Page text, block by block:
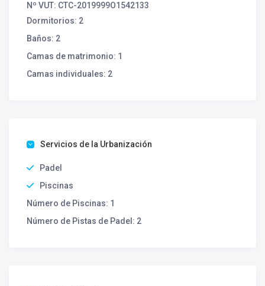
Nº VUT: CTC-2019999O1542133
Dormitorios: 2
Baños: 2
Camas de matrimonio: 1
Camas individuales: 2
Servicios de la Urbanización
Padel
Piscinas
Número de Piscinas: 1
Número de Pistas de Padel: 2